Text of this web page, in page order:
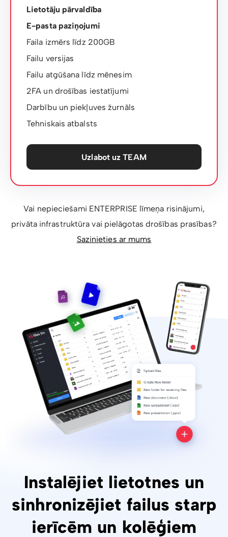
Lietotāju pārvaldība
E-pasta paziņojumi
Faila izmērs līdz 200GB
Failu versijas
Failu atgūšana līdz mēnesim
2FA un drošības iestatījumi
Darbību un piekļuves žurnāls
Tehniskais atbalsts
Uzlabot uz TEAM
Vai nepieciešami ENTERPRISE līmeņa risinājumi,
privāta infrastruktūra vai pielāgotas drošības prasības?
Sazinieties ar mums
Instalējiet lietotnes un
sinhronizējiet failus starp
ierīcēm un kolēģiem